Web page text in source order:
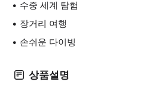
수중 세계 탐험
장거리 여행
손쉬운 다이빙
상품설명